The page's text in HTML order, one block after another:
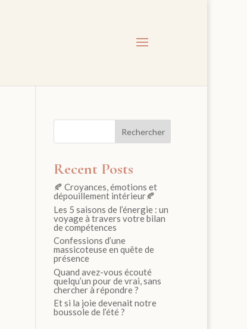
Rechercher
Recent Posts
🍂 Croyances, émotions et
dépouillement intérieur🍂
Les 5 saisons de l’énergie : un
voyage à travers votre bilan
de compétences
Confessions d’une
massicoteuse en quête de
présence
Quand avez-vous écouté
quelqu’un pour de vrai, sans
chercher à répondre ?
Et si la joie devenait notre
boussole de l’été ?